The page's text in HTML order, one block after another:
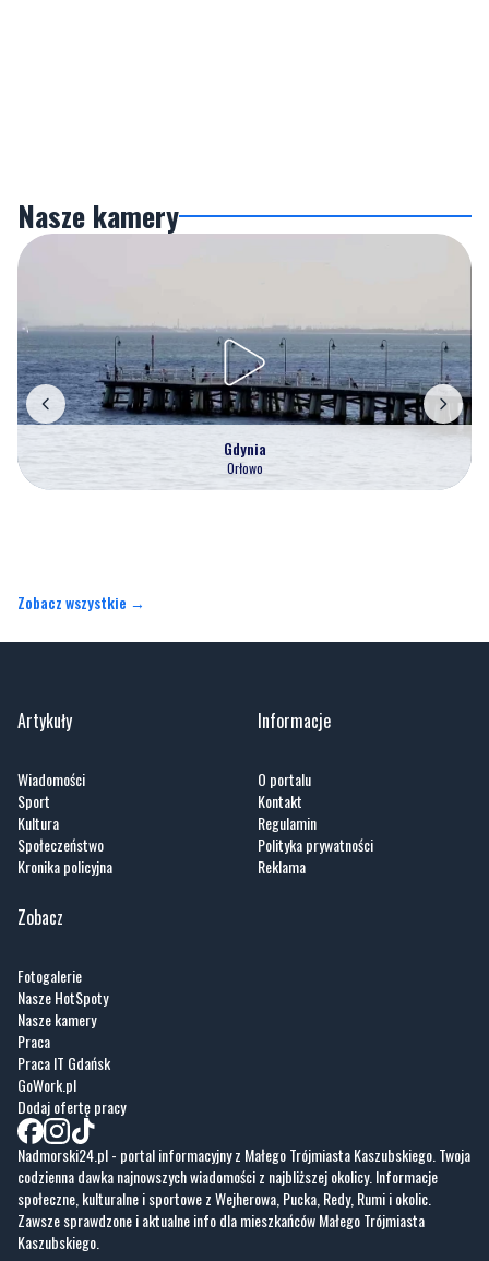
Nasze kamery
Gdynia
Orłowo
Zobacz wszystkie →
Artykuły
Wiadomości
Sport
Kultura
Społeczeństwo
Kronika policyjna
Informacje
O portalu
Kontakt
Regulamin
Polityka prywatności
Reklama
Zobacz
Fotogalerie
Nasze HotSpoty
Nasze kamery
Praca
Praca IT Gdańsk
GoWork.pl
Dodaj ofertę pracy
Nadmorski24.pl - portal informacyjny z Małego Trójmiasta Kaszubskiego. Twoja
codzienna dawka najnowszych wiadomości z najbliższej okolicy. Informacje
społeczne, kulturalne i sportowe z Wejherowa, Pucka, Redy, Rumi i okolic.
Zawsze sprawdzone i aktualne info dla mieszkańców Małego Trójmiasta
Kaszubskiego.